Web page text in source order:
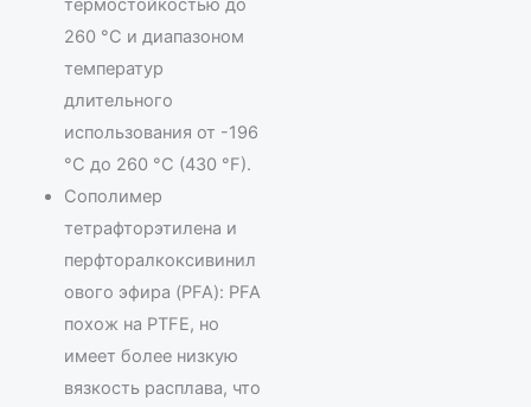
термостойкостью до
260 °C и диапазоном
температур
длительного
использования от -196
°C до 260 °C (430 °F).
Сополимер
тетрафторэтилена и
перфторалкоксивинил
ового эфира (PFA): PFA
похож на PTFE, но
имеет более низкую
вязкость расплава, что